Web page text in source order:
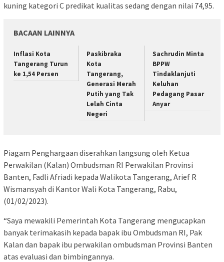
kuning kategori C predikat kualitas sedang dengan nilai 74,95.
BACAAN LAINNYA
Inflasi Kota
Tangerang Turun
ke 1,54 Persen
Paskibraka
Kota
Tangerang,
Generasi Merah
Putih yang Tak
Lelah Cinta
Negeri
Sachrudin Minta
BPPW
Tindaklanjuti
Keluhan
Pedagang Pasar
Anyar
Piagam Penghargaan diserahkan langsung oleh Ketua
Perwakilan (Kalan) Ombudsman RI Perwakilan Provinsi
Banten, Fadli Afriadi kepada Walikota Tangerang, Arief R
Wismansyah di Kantor Wali Kota Tangerang, Rabu,
(01/02/2023).
“Saya mewakili Pemerintah Kota Tangerang mengucapkan
banyak terimakasih kepada bapak ibu Ombudsman RI, Pak
Kalan dan bapak ibu perwakilan ombudsman Provinsi Banten
atas evaluasi dan bimbingannya.